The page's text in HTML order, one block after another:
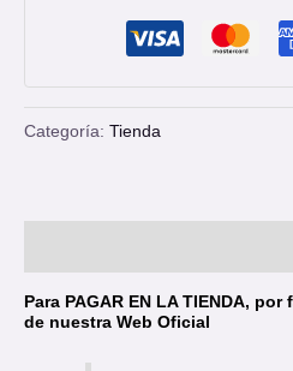
Categoría: Tienda
ParaPAGAR EN LA TIENDA, por
link de nuestra Web Oficial